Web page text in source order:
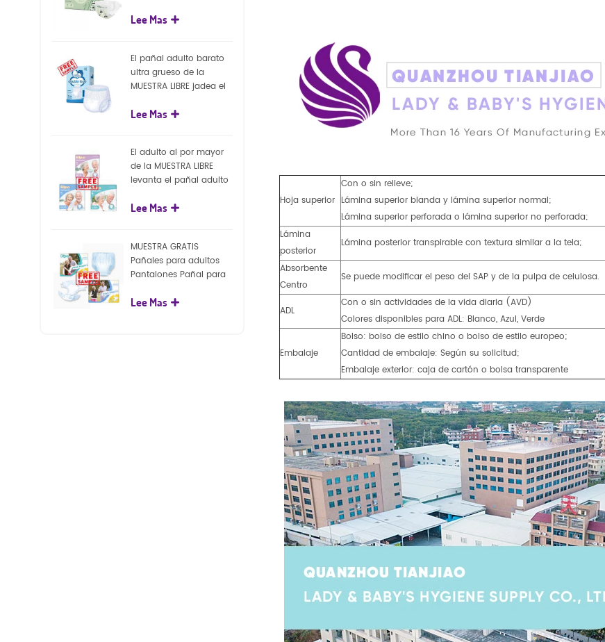
Hoja superior
Con o sin relieve;
Lámina superior blanda y lámina superior normal;
Lámina superior perforada o lámina superior no perforada;
Lámina
posterior
Lámina posterior transpirable con textura similar a la tela;
Absorbente
Centro
Se puede modificar el peso del SAP y de la pulpa de celulosa.
ADL
Con o sin actividades de la vida diaria (AVD)
Colores disponibles para ADL: Blanco, Azul, Verde
Embalaje
Bolso: bolso de estilo chino o bolso de estilo europeo;
Cantidad de embalaje: Según su solicitud;
Embalaje exterior: caja de cartón o bolsa transparente
llegada venden al por
de la naturaleza
Lee Mas
El pañal adulto barato
ultra grueso de la
MUESTRA LIBRE jadea el
para el adulto
Lee Mas
El adulto al por mayor
de la MUESTRA LIBRE
levanta el pañal adulto
pantalones del pañal
Lee Mas
MUESTRA GRATIS
Pañales para adultos
Pantalones Pañal para
para adultos
Lee Mas